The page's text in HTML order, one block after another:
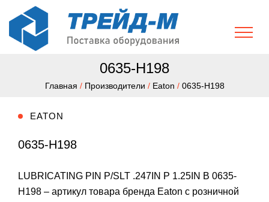
0635-H198
Главная / Производители / Eaton / 0635-H198
EATON
0635-H198
LUBRICATING PIN P/SLT .247IN P 1.25IN B 0635-
H198 – артикул товара бренда Eaton с розничной